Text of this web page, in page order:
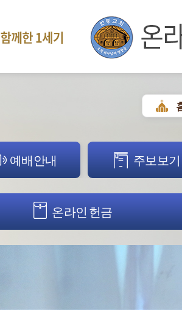
예배안내 주보보기
온라인 헌금